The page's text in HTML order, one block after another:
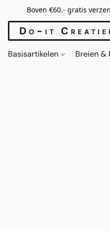
Boven €60.- gratis
Do-it
Basisartikelen Breien &